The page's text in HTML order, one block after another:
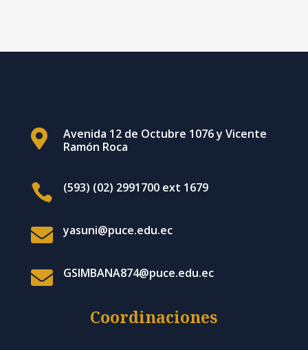

Avenida 12 de Octubre 1076 y Vicente
Ramón Roca
 (593) (02) 2991700 ext 1679
 yasuni@puce.edu.ec
 GSIMBANA874@puce.edu.ec
Coordinaciones